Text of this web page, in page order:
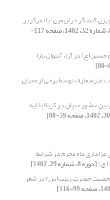
کنشگر در اربعین؛ با تمرکز بر
[دوره 8، شماره 32، 1402، صفحه 117-
در آراء آنتوان بارا
غیرمتعارف توسط برخی از محبان
حضور جنیان در کربلا با آیه
ماه محرم در شرایط
[دوره 8، شماره 29، 1402]
حضرت زینب(س) در شعر